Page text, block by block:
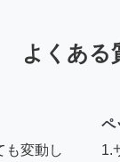
よくある
も変動し
ペ
1.